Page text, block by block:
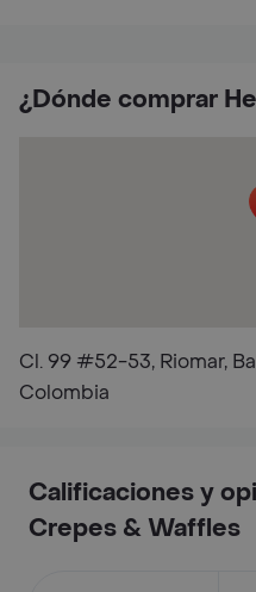
¿Dónde comprar
Cl. 99 #52-53, Riomar,
Colombia
Calificaciones y
Crepes & Waffles